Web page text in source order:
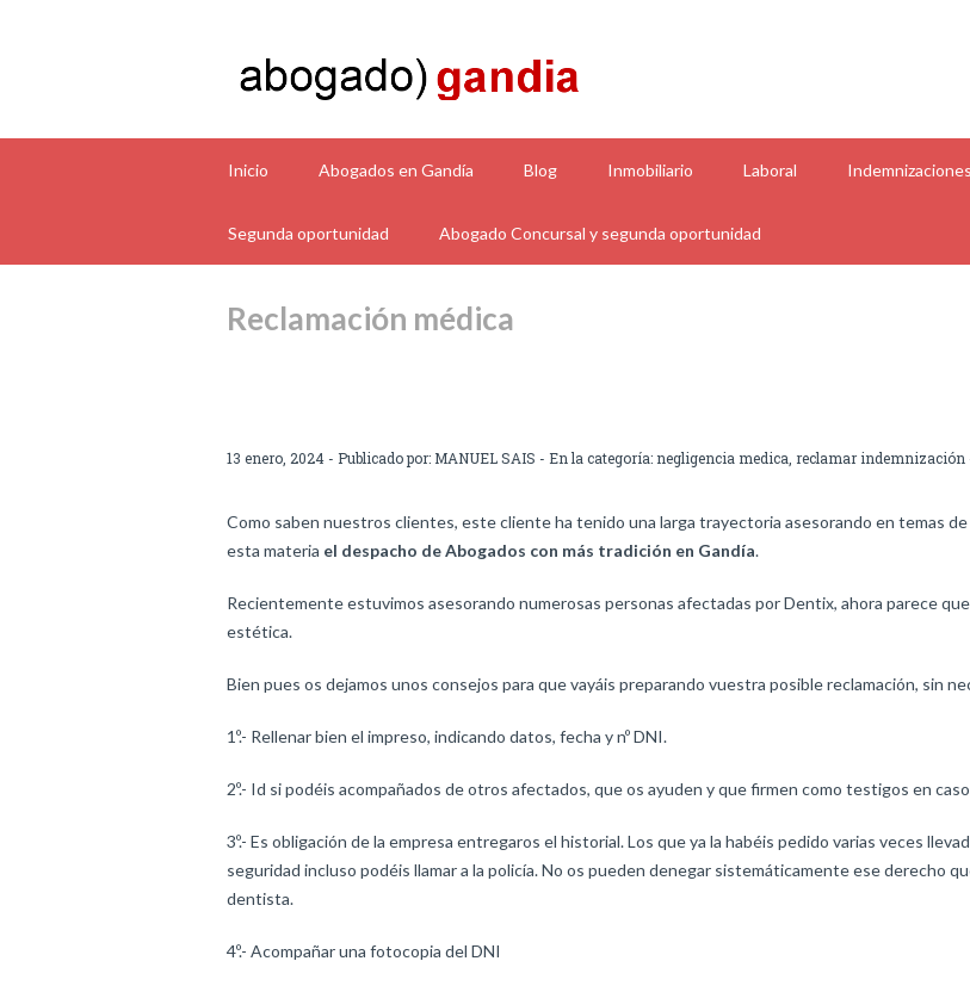
Inicio Abogados en Gandía Blog Inmobiliario Laboral Indemnizaciones
Segunda oportunidad Abogado Concursal y segunda oportunidad
Reclamación médica
13 enero, 2024 - Publicado por: MANUEL SAIS - En la categoría: negligencia medica reclamar indemnización
Como saben nuestros clientes, este cliente ha tenido una larga trayectoria asesorando en temas de
esta materia el despacho de Abogados con más tradición en Gandía.
Recientemente estuvimos asesorando numerosas personas afectadas por Dentix, ahora parece
estética.
Bien pues os dejamos unos consejos para que vayáis preparando vuestra posible reclamación, sin
1º.- Rellenar bien el impreso, indicando datos, fecha y nº DNI.
2º.- Id si podéis acompañados de otros afectados, que os ayuden y que firmen como testigos en
3º.- Es obligación de la empresa entregaros el historial. Los que ya la habéis pedido varias veces
seguridad incluso podéis llamar a la policía. No os pueden denegar sistemáticamente ese derecho
dentista.
4º.- Acompañar una fotocopia del DNI